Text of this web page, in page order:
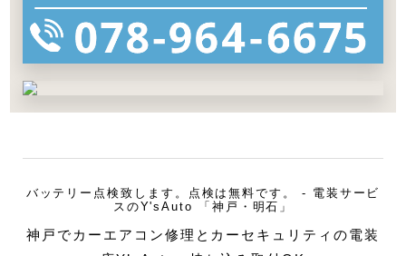
バッテリー点検致します。点検は無料です。 - 電装サービ
スのY'sAuto 「神戸・明石」
神戸でカーエアコン修理とカーセキュリティの電装